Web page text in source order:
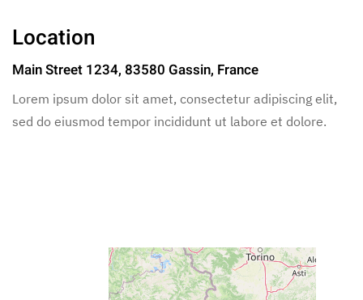
Location
Main Street 1234, 83580 Gassin, France
Lorem ipsum dolor sit amet, consectetur adipiscing elit,
sed do eiusmod tempor incididunt ut labore et dolore.